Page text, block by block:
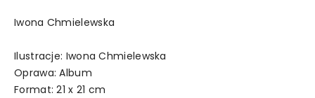
Iwona Chmielewska
Ilustracje: Iwona Chmielewska
Oprawa: Album
Format: 21 x 21 cm